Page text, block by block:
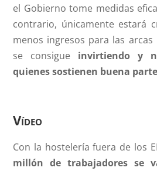
el Gobierno tome medidas
contrario, únicamente estará
menos ingresos para las arcas
se consigue invirtiendo y
quienes sostienen buena
Vídeo
Con la hostelería fuera de los
millón de trabajadores se